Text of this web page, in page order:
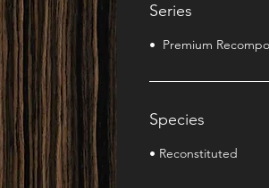
Series
• Premium
Species
• Reconstituted